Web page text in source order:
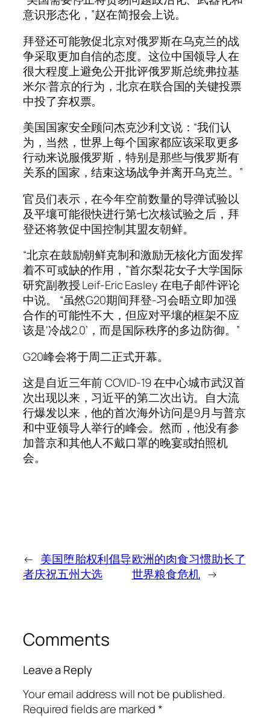
意识形态化，”赵在简报会上说。
拜登还可能敦促北京对俄罗斯在乌克兰的战
争采取更加自信的态度。这位中国领导人在
很大程度上避免公开批评俄罗斯总统弗拉基
米尔·普京的行为，北京在联合国的关键投票
中投了弃权票。
美国国家安全顾问杰克沙利文说：“我们认
为，当然，世界上每个国家都应该采取更多
行动来说服俄罗斯，特别是那些与俄罗斯有
关系的国家，结束这场战争并离开乌克兰。”
官员们表示，在今年空前数量的导弹试验以
及平壤可能很快进行第七次核试验之后，拜
登还将敦促中国控制其盟友朝鲜。
“北京在鼓励朝鲜克制和激励无核化方面发挥
着不可或缺的作用，”首尔梨花女子大学国际
研究副教授 Leif-Eric Easley 在电子邮件评论
中说。 “虽然G20期间拜登-习会晤立即加强
合作的可能性不大，但应对平壤的框架不应
该是‘冷战2.0’，而是国际秩序的多边防御。”
G20峰会将于周二正式开幕。
这是自近三年前 COVID-19 在中心城市武汉首
次出现以来，习近平的第二次出访。自大流
行爆发以来，他的首次海外访问是9月与普京
和中亚领导人举行的峰会。然而，他没有参
加普京和其他人不戴口罩的晚宴或拍照机
会。
← 美国堕胎权利倡导
者庆祝五州大选
欧洲的肉食习惯助长了
世界粮食危机 →
Comments
Leave a Reply
Your email address will not be published.
Required fields are marked*